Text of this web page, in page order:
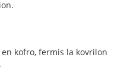
kofro, fermis la kovrilon